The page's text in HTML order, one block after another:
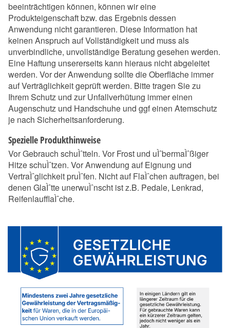
beeinträchtigen können, können wir eine
Produkteigenschaft bzw. das Ergebnis dessen
Anwendung nicht garantieren. Diese Information hat
keinen Anspruch auf Vollständigkeit und muss als
unverbindliche, unvollständige Beratung gesehen werden.
Eine Haftung unsererseits kann hieraus nicht abgeleitet
werden. Vor der Anwendung sollte die Oberfläche immer
auf Verträglichkeit geprüft werden. Bitte tragen Sie zu
Ihrem Schutz und zur Unfallverhütung immer einen
Augenschutz und Handschuhe und ggf einen Atemschutz
je nach Sicherheitsanforderung.
Spezielle Produkthinweise
Vor Gebrauch schuÌˆtteln. Vor Frost und uÌˆbermaÌˆßiger
Hitze schuÌˆtzen. Vor Anwendung auf Eignung und
VertraÌˆglichkeit pruÌˆfen. Nicht auf FlaÌˆchen auftragen, bei
denen GlaÌˆtte unerwuÌˆnscht ist z.B. Pedale, Lenkrad,
ReifenlaufflaÌˆche.